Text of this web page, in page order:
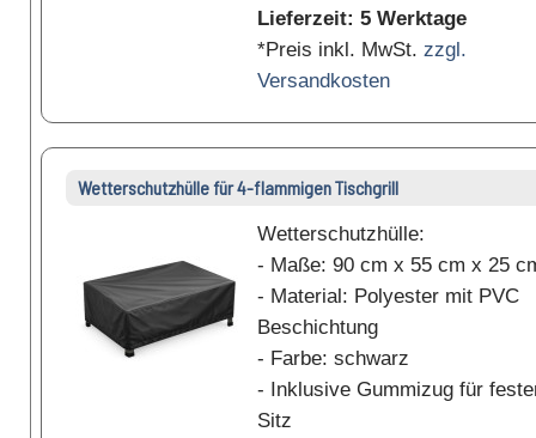
Lieferzeit: 5 Werktage
*Preis inkl. MwSt. zzgl.
Versandkosten
Wetterschutzhülle für 4-flammigen Tischgrill
Wetterschutzhülle:
- Maße: 90 cm x 55 cm x 25
- Material: Polyester mit PVC
Beschichtung
- Farbe: schwarz
- Inklusive Gummizug für
Sitz